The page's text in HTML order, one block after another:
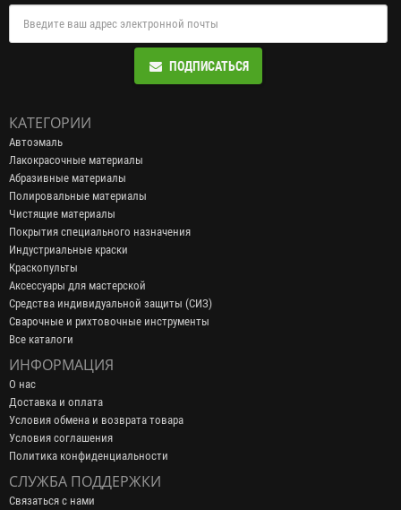
ПОДПИСАТЬСЯ
КАТЕГОРИИ
Автоэмаль
Лакокрасочные материалы
Абразивные материалы
Полировальные материалы
Чистящие материалы
Покрытия специального назначения
Индустриальные краски
Краскопульты
Аксессуары для мастерской
Средства индивидуальной защиты (СИЗ)
Сварочные и рихтовочные инструменты
Все каталоги
ИНФОРМАЦИЯ
О нас
Доставка и оплата
Условия обмена и возврата товара
Условия соглашения
Политика конфиденциальности
СЛУЖБА ПОДДЕРЖКИ
Связаться с нами